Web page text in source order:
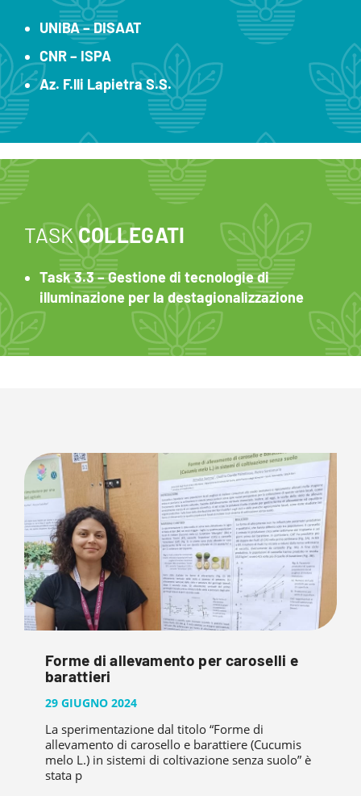
UNIBA – DISAAT
CNR – ISPA
Az. F.lli Lapietra S.S.
TASKCOLLEGATI
Task 3.3 – Gestione di tecnologie di
illuminazione per la destagionalizzazione
Forme di allevamento per caroselli e
barattieri
29 GIUGNO 2024
La sperimentazione dal titolo “Forme di
allevamento di carosello e barattiere (Cucumis
melo L.) in sistemi di coltivazione senza suolo” è
stata p